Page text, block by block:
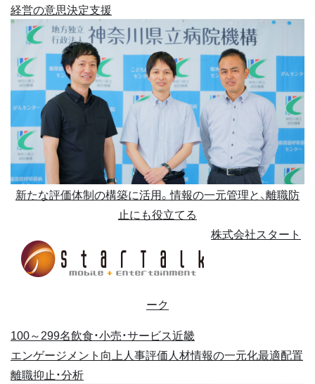
経営の意思決定支援
新たな評価体制の構築に活用。情報の一元管理と、離職防
止にも役立てる
株式会社スタート
ーク
100～299名飲食・小売・サービス近畿
エンゲージメント向上人事評価人材情報の一元化最適配置
離職抑止・分析